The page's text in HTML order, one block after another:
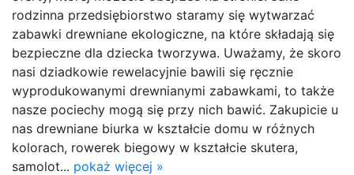
rodzinna przedsiębiorstwo staramy się wytwarzać
zabawki drewniane ekologiczne, na które składają się
bezpieczne dla dziecka tworzywa. Uważamy, że skoro
nasi dziadkowie rewelacyjnie bawili się ręcznie
wyprodukowanymi drewnianymi zabawkami, to także
nasze pociechy mogą się przy nich bawić. Zakupicie u
nas drewniane biurka w kształcie domu w różnych
kolorach, rowerek biegowy w kształcie skutera,
samolot... pokaż więcej »